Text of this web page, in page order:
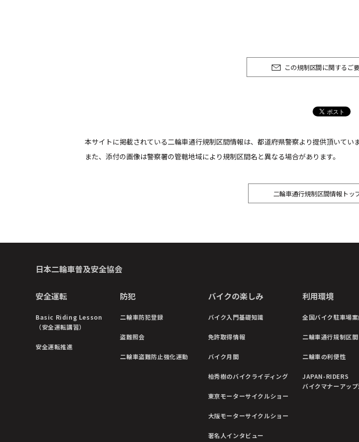
この規制区間に関するご
本サイトに掲載されている二輪車通行規制区間情報は、都道府県警察より提供頂いてい
また、添付の画像は警察署の管轄地域により規制区間名と異なる場合があります。
二輪車通行規制区間情報トッ
日本二輪車普及安全協会
安全運転
Basic Riding Lesson
（安全運転講習）
安全運転推進
防犯
二輪車防犯登録
盗難照会
二輪車盗難防止強化運動
バイクの楽しみ
バイク入門基礎知識
免許取得情報
バイク月間
柏秀樹のバイクライディング
東京モーターサイクルショー
大阪モーターサイクルショー
著名人インタビュー
利用環境
全国バイク駐車場案
二輪車通行規制区間
二輪車の利便性
JAPAN-RIDERS
バイクマナーアッ